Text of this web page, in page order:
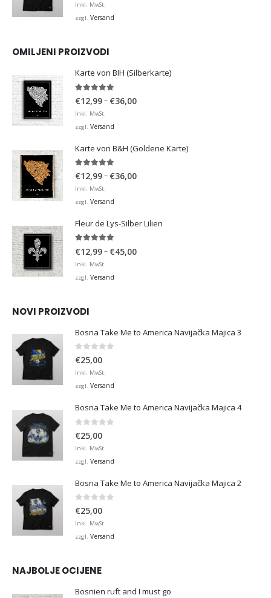
Inkl. MwSt.
zzgl. Versand
OMILJENI PROIZVODI
Karte von BIH (Silberkarte)
€12,99– €36,00Preisspanne:
Inkl. MwSt.
zzgl. Versand
Karte von B&H (Goldene Karte)
4.98von 5
€12,99– €36,00Preisspanne:
Inkl. MwSt.
zzgl. Versand
Fleur de Lys-Silber Lilien
€12,99– €45,00Preisspanne:
Inkl. MwSt.
zzgl. Versand
NOVI PROIZVODI
Bosna Take Me to America Navijačka Majica 3
0 von 5
€25,00
Inkl. MwSt.
zzgl. Versand
Bosna Take Me to America Navijačka Majica 4
€25,00
Inkl. MwSt.
zzgl. Versand
Bosna Take Me to America Navijačka Majica 2
0 von 5
€25,00
Inkl. MwSt.
zzgl. Versand
NAJBOLJE OCIJENE
Bosnien ruft and I must go